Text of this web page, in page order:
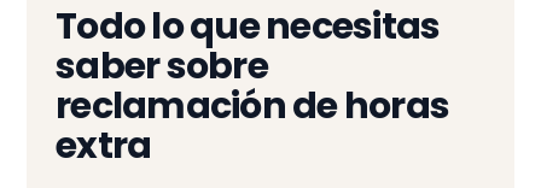
Todo lo que necesitas
saber sobre
reclamación de horas
extra